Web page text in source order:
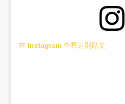
在 Instagram 查看這則貼文